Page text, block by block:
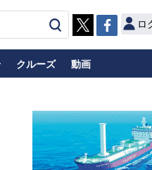
ロ
クルーズ 動画